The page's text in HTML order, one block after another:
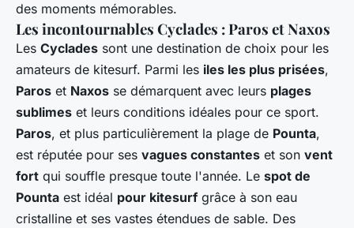
des moments mémorables.
Les incontournables Cyclades : Paros et Naxos
Les Cyclades sont une destination de choix pour les
amateurs de kitesurf. Parmi les iles les plus prisées,
Paros et Naxos se démarquent avec leurs plages
sublimes et leurs conditions idéales pour ce sport.
Paros, et plus particulièrement la plage de Pounta,
est réputée pour ses vagues constantes et son vent
fort qui souffle presque toute l'année. Le spot de
Pounta est idéal pour kitesurf grâce à son eau
cristalline et ses vastes étendues de sable. Des